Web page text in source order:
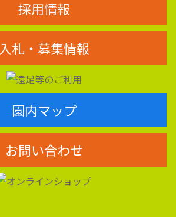
採用情報
入札・募集情報
園内マップ
お問い合わせ